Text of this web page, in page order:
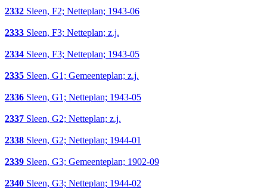
2332 Sleen, F2; Netteplan; 1943-06
2333 Sleen, F3; Netteplan; z.j.
2334 Sleen, F3; Netteplan; 1943-05
2335 Sleen, G1; Gemeenteplan; z.j.
2336 Sleen, G1; Netteplan; 1943-05
2337 Sleen, G2; Netteplan; z.j.
2338 Sleen, G2; Netteplan; 1944-01
2339 Sleen, G3; Gemeenteplan; 1902-09
2340 Sleen, G3; Netteplan; 1944-02